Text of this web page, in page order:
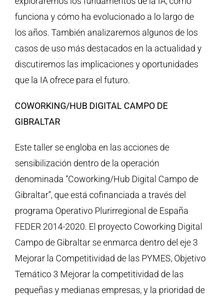
funciona y cómo ha evolucionado a lo largo de
los años. También analizaremos algunos de los
casos de uso más destacados en la actualidad y
discutiremos las implicaciones y oportunidades
que la IA ofrece para el futuro.
COWORKING/HUB DIGITAL CAMPO DE
GIBRALTAR
Este taller se engloba en las acciones de
sensibilización dentro de la operación
denominada “Coworking/Hub Digital Campo de
Gibraltar”, que está cofinanciada a través del
programa Operativo Plurirregional de España
FEDER 2014-2020. El proyecto Coworking Digital
Campo de Gibraltar se enmarca dentro del eje 3
Mejorar la Competitividad de las PYMES, Objetivo
Temático 3 Mejorar la competitividad de las
pequeñas y medianas empresas, y la prioridad de